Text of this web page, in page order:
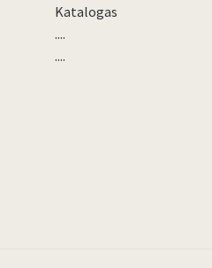
Katalogas
....
....